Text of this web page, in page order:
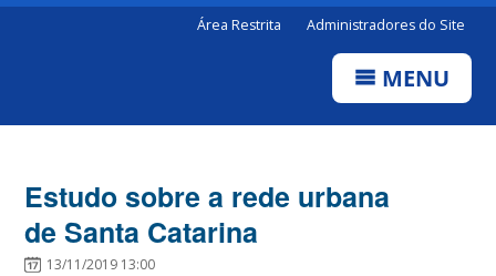
Área Restrita Administradores do Site
MENU
Estudo sobre a rede urbana
de Santa Catarina
13/11/2019 13:00